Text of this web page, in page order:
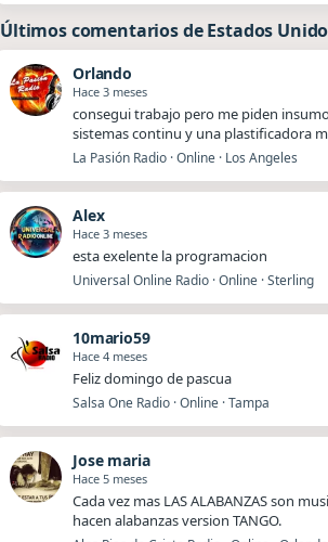
Últimos comentarios de Estados
Orlando
Hace 3 meses
​​consegui trabajo pero me piden
sistemas continu y una plastificadora
La Pasión Radio · Online · Los Angeles
Alex
Hace 3 meses
esta exelente la programacion
Universal Online Radio · Online · Sterling
10mario59
Hace 4 meses
Feliz domingo de pascua
Salsa One Radio · Online · Tampa
Jose maria
Hace 5 meses
Cada vez mas LAS ALABANZAS son
hacen alabanzas version TANGO.